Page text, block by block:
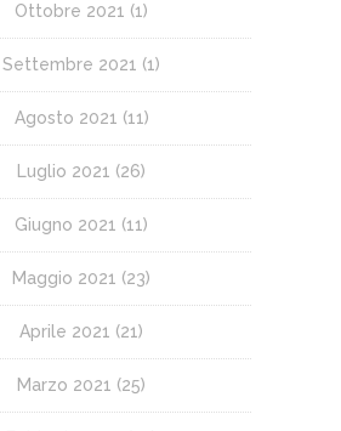
Ottobre 2021 (1)
Settembre 2021 (1)
Agosto 2021 (11)
Luglio 2021 (26)
Giugno 2021 (11)
Maggio 2021 (23)
Aprile 2021 (21)
Marzo 2021 (25)